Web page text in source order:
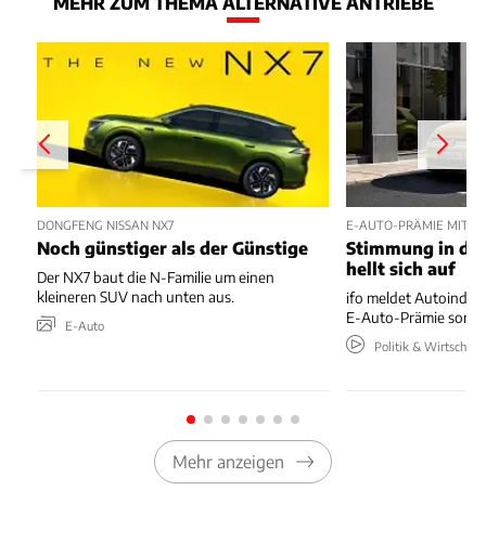
DONGFENG NISSAN NX7
Noch günstiger als der Günstige
Der NX7 baut die N-Familie um einen
kleineren SUV nach unten aus.
E-Auto
E-AUTO-PRÄMIE MIT
Stimmung in
hellt sich auf
ifo meldet
E-Auto-Prämie
Politik & Wirtschaft
Mehr anzeigen